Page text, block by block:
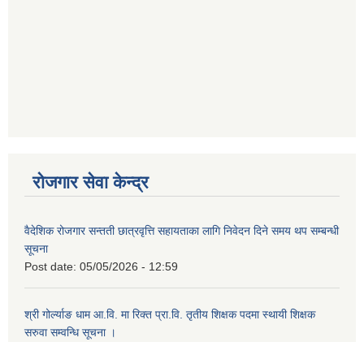
रोजगार सेवा केन्द्र
वैदेशिक रोजगार सन्तती छात्रवृत्ति सहायताका लागि निवेदन दिने समय थप सम्बन्धी
सूचना
Post date: 05/05/2026 - 12:59
श्री गोर्ल्याङ धाम आ.वि. मा रिक्त प्रा.वि. तृतीय शिक्षक पदमा स्थायी शिक्षक
सरुवा सम्वन्धि सूचना ।